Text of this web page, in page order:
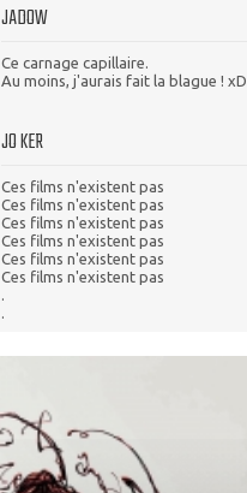
JADOW
Ce carnage capillaire.
Au moins, j'aurais fait la blague ! xD
JO KER
Ces films n'existent pas
Ces films n'existent pas
Ces films n'existent pas
Ces films n'existent pas
Ces films n'existent pas
Ces films n'existent pas